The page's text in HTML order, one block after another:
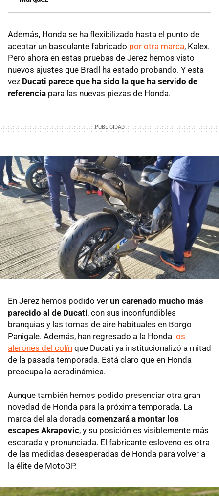
Además, Honda se ha flexibilizado hasta el punto de
aceptar un basculante fabricado por otra marca, Kalex.
Pero ahora en estas pruebas de Jerez hemos visto
nuevos ajustes que Bradl ha estado probando. Y esta
vez Ducati parece que ha sido la que ha servido de
referencia para las nuevas piezas de Honda.
En Jerez hemos podido ver un carenado mucho más
parecido al de Ducati, con sus inconfundibles
branquias y las tomas de aire habituales en Borgo
Panigale. Además, han regresado a la Honda los
alerones del colín que Ducati ya institucionalizó a mitad
de la pasada temporada. Está claro que en Honda
preocupa la aerodinámica.
Aunque también hemos podido presenciar otra gran
novedad de Honda para la próxima temporada. La
marca del ala dorada comenzará a montar los
escapes Akrapovic, y su posición es visiblemente más
escorada y pronunciada. El fabricante esloveno es otra
de las medidas desesperadas de Honda para volver a
la élite de MotoGP.